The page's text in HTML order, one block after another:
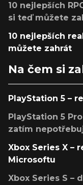
10 nejlepších
si teď můžete
10 nejlepších
můžete zahrát
Na čem si
PlayStation 5 –
PlayStation 5
zatím
Xbox Series X –
Microsoftu
Xbox Series S –